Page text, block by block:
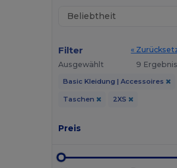
Filter
«
Ausgewählt
9
Basic Kleidung | Accessoires
Taschen 2XS
Preis